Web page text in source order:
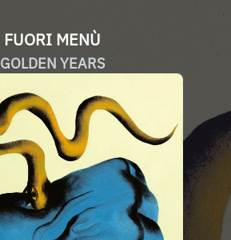
FUORI MENÙ
GOLDEN YEARS